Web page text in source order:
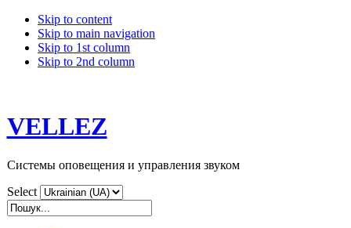
Skip to content
Skip to main navigation
Skip to 1st column
Skip to 2nd column
VELLEZ
Системы оповещения и управления звуком
Select